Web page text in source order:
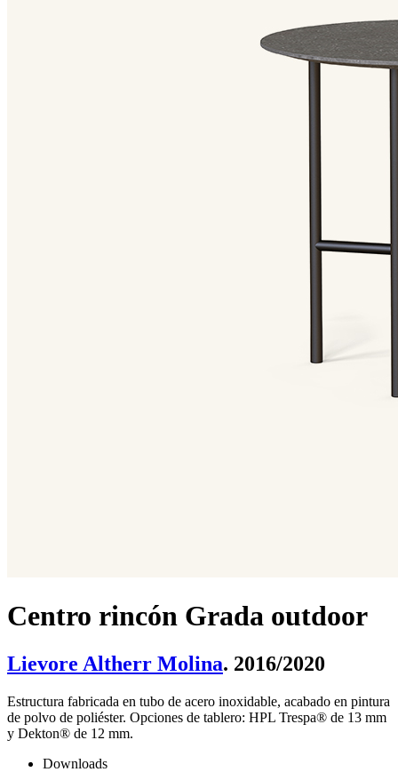
Centro rincón Grada outdoor
Lievore Altherr Molina. 2016/2020
Estructura fabricada en tubo de acero inoxidable, acabado en pintura
de polvo de poliéster. Opciones de tablero: HPL Trespa® de 13 mm
y Dekton® de 12 mm.
Downloads